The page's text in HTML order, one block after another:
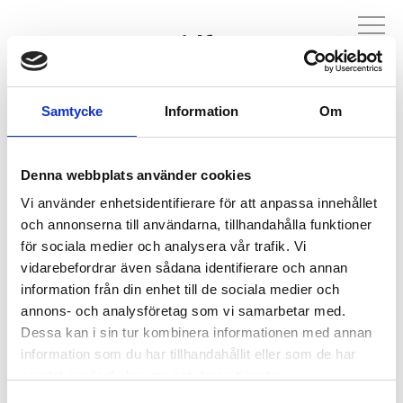
Samtycke Information Om
Denna webbplats använder cookies
Vi använder enhetsidentifierare för att anpassa innehållet
och annonserna till användarna, tillhandahålla funktioner
för sociala medier och analysera vår trafik. Vi
vidarebefordrar även sådana identifierare och annan
information från din enhet till de sociala medier och
annons- och analysföretag som vi samarbetar med.
Dessa kan i sin tur kombinera informationen med annan
information som du har tillhandahållit eller som de har
Sidfot
Moped- och Motorcykelbranschen (McRF) är ett
branschförbund för leverantörer av mopeder, motorcyklar
och tillbehör.
Kontakt
Kontakta oss
Dataskyddspolicy
Medlemmar
Logga in